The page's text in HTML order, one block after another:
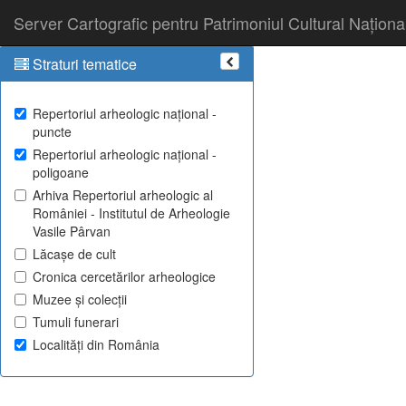
Server Cartografic pentru Patrimoniul Cultural
Straturi tematice
Repertoriul arheologic național -
puncte
Repertoriul arheologic național -
poligoane
Arhiva Repertoriul arheologic al
României - Institutul de Arheologie
Vasile Pârvan
Lăcașe de cult
Cronica cercetărilor arheologice
Muzee și colecții
Tumuli funerari
Localități din România